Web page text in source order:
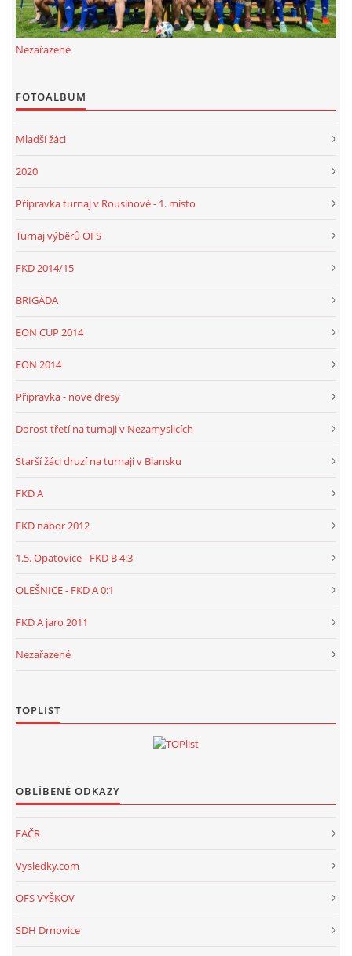
ičo 27005305
č.ú. 3227086359 / 0800
© 2026 eStránky.cz |RSS
Nezařazené
FOTOALBUM
Mladší žáci
2020
Přípravka turnaj v Rousínově - 1. místo
Turnaj výběrů OFS
FKD 2014/15
BRIGÁDA
EON CUP 2014
EON 2014
Přípravka - nové dresy
Dorost třetí na turnaji v Nezamyslicích
Starší žáci druzí na turnaji v Blansku
FKD A
FKD nábor 2012
1.5. Opatovice - FKD B 4:3
OLEŠNICE - FKD A 0:1
FKD A jaro 2011
Nezařazené
TOPLIST
OBLÍBENÉ ODKAZY
FAČR
Vysledky.com
OFS VYŠKOV
SDH Drnovice